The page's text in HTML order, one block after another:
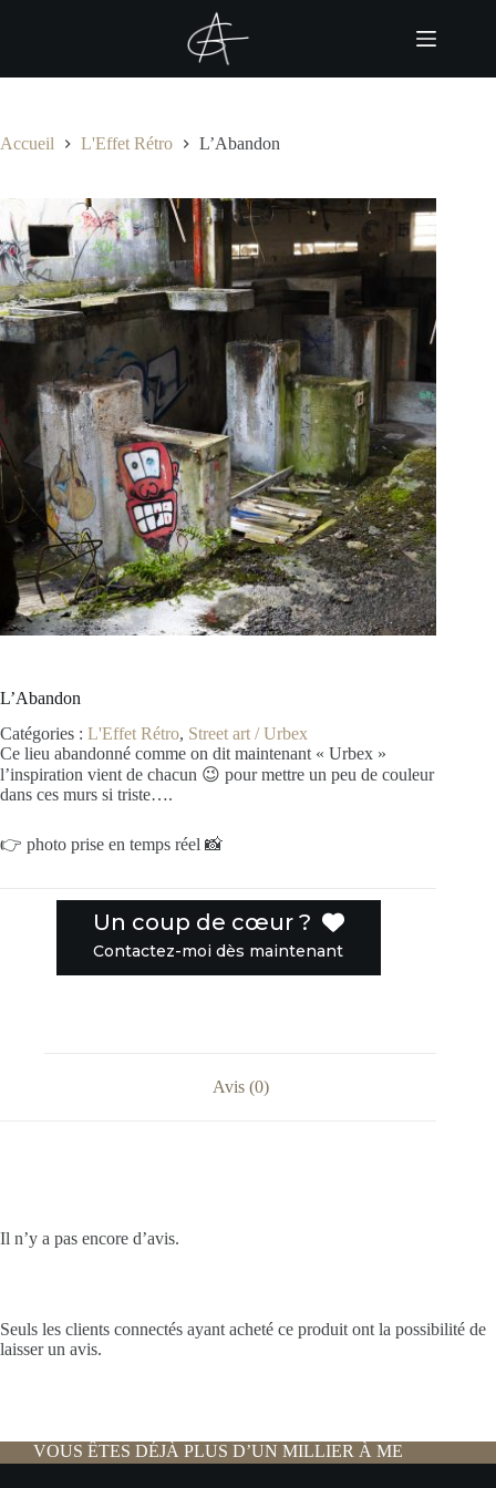
Accueil L'Effet Rétro L’Abandon
L’Abandon
Catégories : L'Effet Rétro, Street art / Urbex
Ce lieu abandonné comme on dit maintenant « Urbex »
l’inspiration vient de chacun 😉 pour mettre un peu de couleur
dans ces murs si triste….
👉 photo prise en temps réel 📸
Un coup de cœur ?
Contactez-moi dès maintenant
Avis (0)
Il n’y a pas encore d’avis.
Seuls les clients connectés ayant acheté ce produit ont la possibilité de
laisser un avis.
VOUS ÊTES DÉJÀ PLUS D’UN MILLIER À ME